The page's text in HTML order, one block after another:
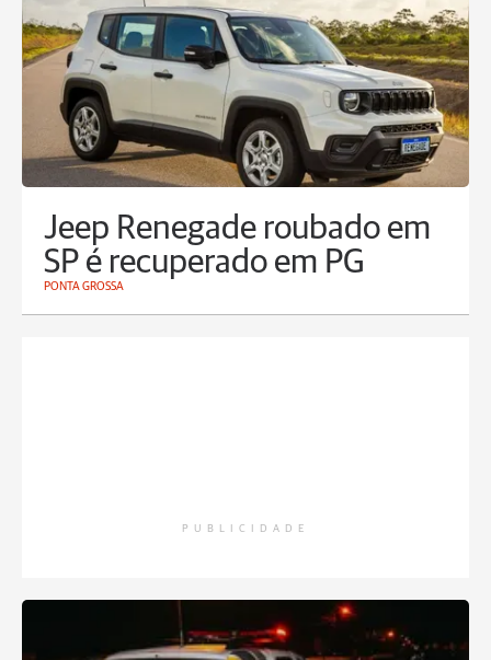
Jeep Renegade roubado em
SP é recuperado em PG
PONTA GROSSA
PUBLICIDADE